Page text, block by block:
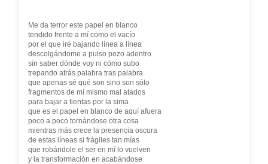
Me da terror este papel en blanco
tendido frente a mí como el vacío
por el que iré bajando línea a línea
descolgándome a pulso pozo adentro
sin saber dónde voy ni cómo subo
trepando atrás palabra tras palabra
que apenas sé qué son sino son sólo
fragmentos de mí mismo mal atados
para bajar a tientas por la sima
que es el papel en blanco de aquí afuera
poco a poco tornándose otra cosa
mientras más crece la presencia oscura
de estas líneas si frágiles tan mías
que robándole el ser en mí lo vuelven
y la transformación en acabándose